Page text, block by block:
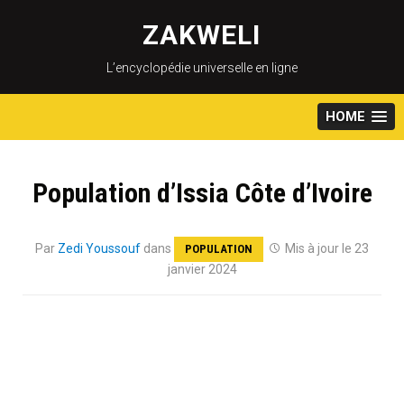
content
ZAKWELI
L’encyclopédie universelle en ligne
HOME
Population d’Issia Côte d’Ivoire
Par Zedi Youssouf dans POPULATION
Mis à jour le 23
janvier 2024